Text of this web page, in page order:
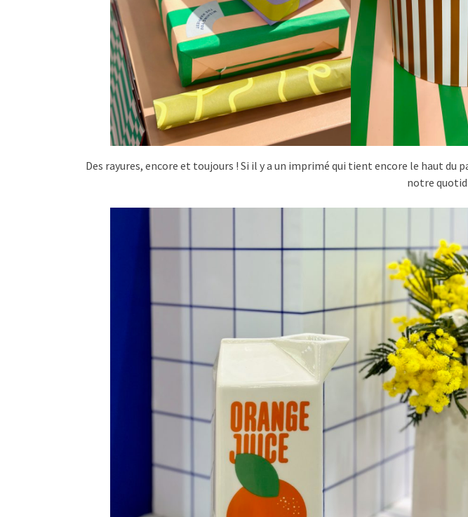
Des rayures, encore et toujours ! Si il y a un imprimé qui tient encore le haut du
notre